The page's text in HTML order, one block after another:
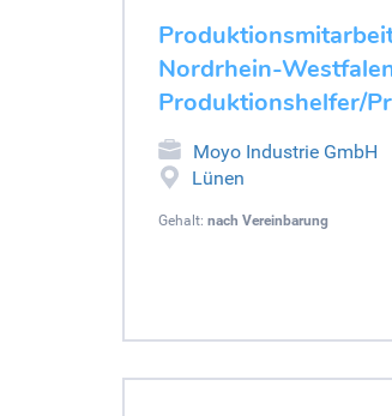
Nordrhein-
Produktionshelfer/
Moyo Industrie GmbH
Lünen
Gehalt: nach Vereinbarung